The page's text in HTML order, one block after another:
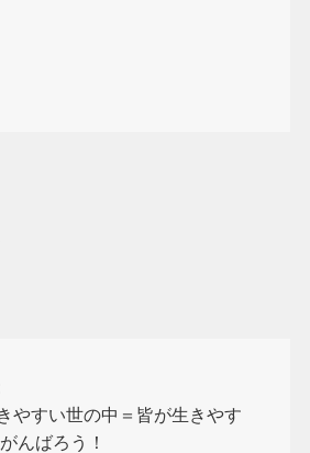
やすい世の中＝皆が生きやす
んばろう！